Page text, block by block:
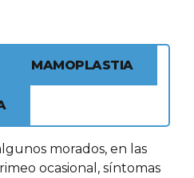
MAMOPLASTIA
morados, en las
ocasional, síntomas